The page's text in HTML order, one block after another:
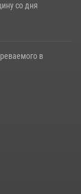
со дня
в